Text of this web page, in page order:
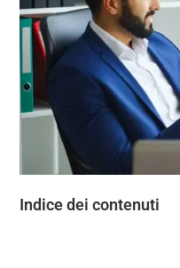
Indice dei contenuti